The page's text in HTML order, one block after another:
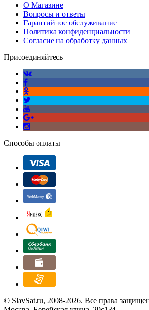
О Магазине
Вопросы и ответы
Гарантийное обслуживание
Политика конфиденциальности
Согласие на обработку данных
Присоединяйтесь
Способы оплаты
© SlavSat.ru, 2008-2026. Все права